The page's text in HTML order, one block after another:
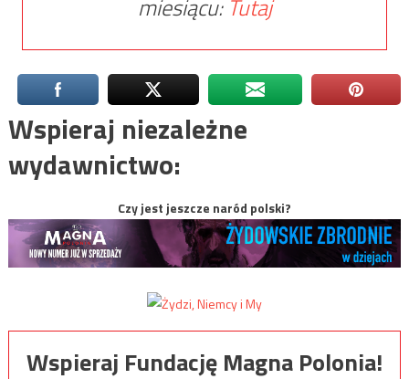
miesiącu: Tutaj
Wspieraj niezależne
wydawnictwo:
Czy jest jeszcze naród polski?
Wspieraj Fundację Magna Polonia!